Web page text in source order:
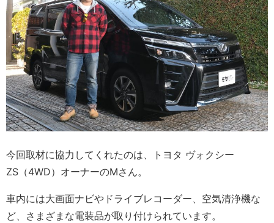
今回取材に協力してくれたのは、トヨタ ヴォクシー
ZS（4WD）オーナーのMさん。
車内には大画面ナビやドライブレコーダー、空気清浄機な
ど、さまざまな電装品が取り付けられています。